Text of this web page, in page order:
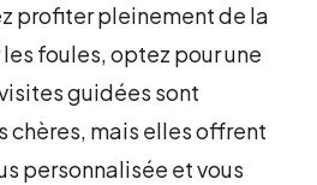
profiter pleinement de la
foules, optez pour une
guidées sont
chères, mais elles offrent
personnalisée et vous